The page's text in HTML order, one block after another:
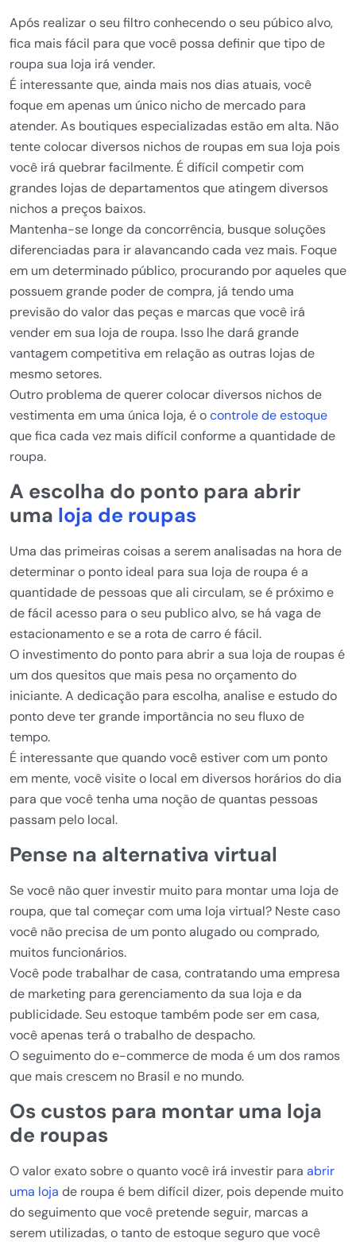
Após realizar o seu filtro conhecendo o seu púbico alvo,
fica mais fácil para que você possa definir que tipo de
roupa sua loja irá vender.
É interessante que, ainda mais nos dias atuais, você
foque em apenas um único nicho de mercado para
atender. As boutiques especializadas estão em alta. Não
tente colocar diversos nichos de roupas em sua loja pois
você irá quebrar facilmente. É difícil competir com
grandes lojas de departamentos que atingem diversos
nichos a preços baixos.
Mantenha-se longe da concorrência, busque soluções
diferenciadas para ir alavancando cada vez mais. Foque
em um determinado público, procurando por aqueles que
possuem grande poder de compra, já tendo uma
previsão do valor das peças e marcas que você irá
vender em sua loja de roupa. Isso lhe dará grande
vantagem competitiva em relação as outras lojas de
mesmo setores.
Outro problema de querer colocar diversos nichos de
vestimenta em uma única loja, é ocontrole de estoque
que fica cada vez mais difícil conforme a quantidade de
roupa.
A escolha do ponto para abrir
uma loja de roupas
Uma das primeiras coisas a serem analisadas na hora de
determinar o ponto ideal para sua loja de roupa é a
quantidade de pessoas que ali circulam, se é próximo e
de fácil acesso para o seu publico alvo, se há vaga de
estacionamento e se a rota de carro é fácil.
O investimento do ponto para abrir a sua loja de roupas é
um dos quesitos que mais pesa no orçamento do
iniciante. A dedicação para escolha, analise e estudo do
ponto deve ter grande importância no seu fluxo de
tempo.
É interessante que quando você estiver com um ponto
em mente, você visite o local em diversos horários do dia
para que você tenha uma noção de quantas pessoas
passam pelo local.
Pense na alternativa virtual
Se você não quer investir muito para montar uma loja de
roupa, que tal começar com uma loja virtual? Neste caso
você não precisa de um ponto alugado ou comprado,
muitos funcionários.
Você pode trabalhar de casa, contratando uma empresa
de marketing para gerenciamento da sua loja e da
publicidade. Seu estoque também pode ser em casa,
você apenas terá o trabalho de despacho.
O seguimento do e-commerce de moda é um dos ramos
que mais crescem no Brasil e no mundo.
Os custos para montar uma loja
de roupas
O valor exato sobre o quanto você irá investir para abrir
uma loja de roupa é bem difícil dizer, pois depende muito
do seguimento que você pretende seguir, marcas a
serem utilizadas, o tanto de estoque seguro que você